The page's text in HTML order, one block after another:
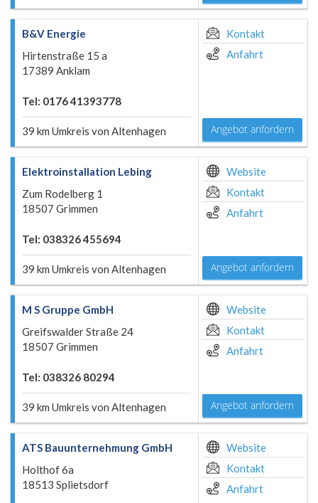
B&V Energie
Hirtenstraße 15 a
17389 Anklam
Tel: 0176 41393778
39 km Umkreis von Altenhagen
Kontakt
Anfahrt
Angebot anfordern
Elektroinstallation Lebing
Zum Rodelberg 1
18507 Grimmen
Tel: 038326 455694
39 km Umkreis von Altenhagen
Website
Kontakt
Anfahrt
Angebot anfordern
M S Gruppe GmbH
Greifswalder Straße 24
18507 Grimmen
Tel: 038326 80294
39 km Umkreis von Altenhagen
Website
Kontakt
Anfahrt
Angebot anfordern
ATS Bauunternehmung GmbH
Holthof 6a
18513 Splietsdorf
Website
Kontakt
Anfahrt